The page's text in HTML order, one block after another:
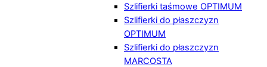
Szlifierki taśmowe OPTIMUM
Szlifierki do płaszczyzn
OPTIMUM
Szlifierki do płaszczyzn
MARCOSTA